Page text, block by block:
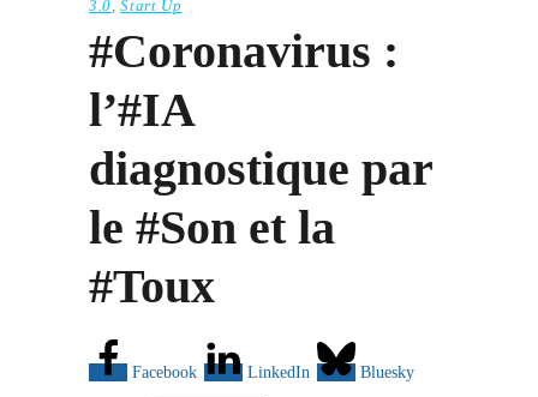
3.0,Start Up
#Coronavirus :
l’#IA
diagnostique par
le #Son et la
#Toux
Facebook LinkedIn Bluesky